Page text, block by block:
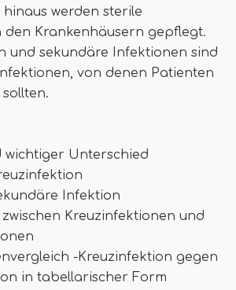
werden sterile
den Krankenhäusern gepflegt.
und sekundäre Infektionen sind
von denen Patienten
wichtiger Unterschied
Infektion
Kreuzinfektionen und
-Kreuzinfektion gegen
in tabellarischer Form